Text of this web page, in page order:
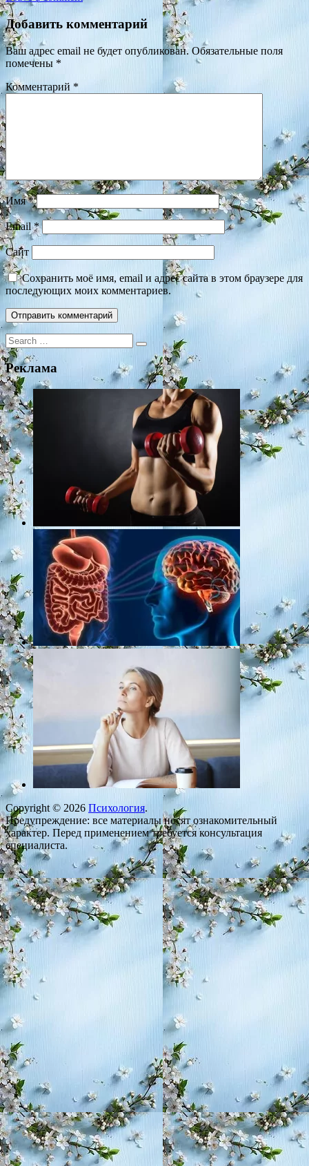
Добавить комментарий
Ваш адрес email не будет опубликован. Обязательные поля
помечены *
Комментарий *
Имя*
Email*
Сайт
Сохранить моё имя, email и адрес сайта в этом браузере для
последующих моих комментариев.
Search
for:
Реклама
Copyright © 2026 Психология.
Предупреждение: все материалы носят ознакомительный
характер. Перед применением требуется консультация
специалиста.